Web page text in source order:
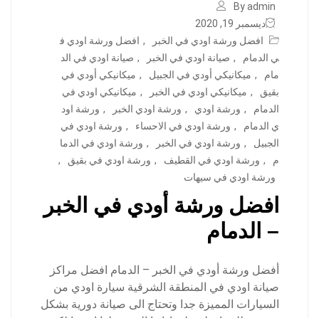
By admin
ديسمبر 19, 2020
افضل ورشة اودي في الخبر
, افضل ورشة اودي ف
ي الدمام
, صيانة اودي في الخبر , صيانة اودي في الد
مام
, ميكانيكي أودي في الجبيل , ميكانيكي أودي في
بقيق
, ميكانيكي اودي في الخبر , ميكانيكي اودي في
الدمام
, ورشة اودي , ورشة اودي الخبر , ورشة اود
ي الدمام
, ورشة اودي في الاحساء , ورشة اودي في
الجبيل
, ورشة اودي في الخبر , ورشة اودي في الدما
م
, ورشة اودي في القطيف , ورشة اودي في بقيق
,
ورشة اودي في سيهات
افضل ورشة أودي في الخبر
– الدمام
أفضل ورشة أودي في الخبر – الدمام افضل مراكز
صيانة اودي في المنطقة الشرقية سيارة اودي من
السيارات المميزة جدا وتحتاج الى صيانة دورية بشكل